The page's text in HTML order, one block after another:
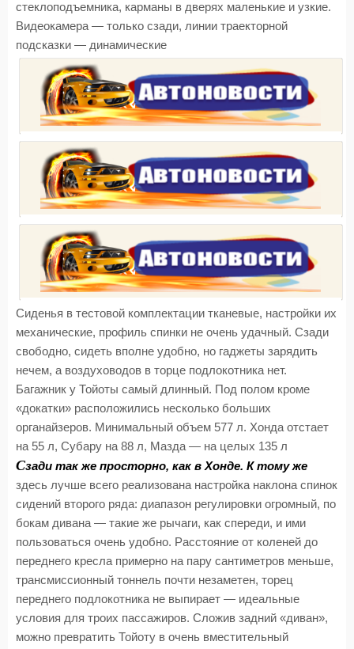
стеклоподъемника, карманы в дверях маленькие и узкие.
Видеокамера — только сзади, линии траекторной
подсказки — динамические
Сиденья в тестовой комплектации тканевые, настройки их
механические, профиль спинки не очень удачный. Сзади
свободно, сидеть вполне удобно, но гаджеты зарядить
нечем, а воздуховодов в торце подлокотника нет.
Багажник у Тойоты самый длинный. Под полом кроме
«докатки» расположились несколько больших
органайзеров. Минимальный объем 577 л. Хонда отстает
на 55 л, Субару на 88 л, Мазда — на целых 135 л
Сзади так же просторно, как в Хонде. К тому же
здесь лучше всего реализована настройка наклона спинок
сидений второго ряда: диапазон регулировки огромный, по
бокам дивана — такие же рычаги, как спереди, и ими
пользоваться очень удобно. Расстояние от коленей до
переднего кресла примерно на пару сантиметров меньше,
трансмиссионный тоннель почти незаметен, торец
переднего подлокотника не выпирает — идеальные
условия для троих пассажиров. Сложив задний «диван»,
можно превратить Тойоту в очень вместительный